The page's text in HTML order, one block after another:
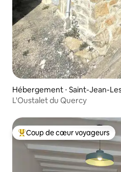
Hébergement ⋅ Saint-Jean-
L'Oustalet du Quercy
Coups de cœur voyageurs les
Coup de cœur voyageurs